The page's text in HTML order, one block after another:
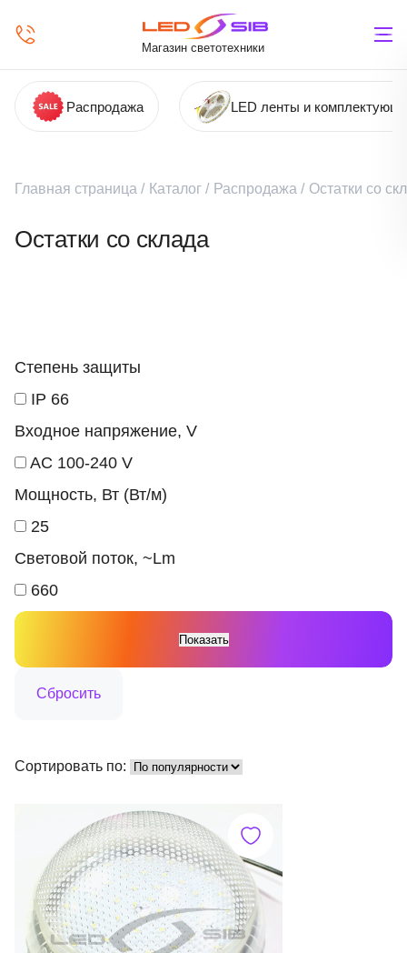
Магазин светотехники
Распродажа LED ленты и
Главная страница / Каталог / Распродажа / Остатки со
Остатки со склада
Степень защиты
IP 66
Входное напряжение, V
AC 100-240 V
Мощность, Вт (Вт/м)
25
Световой поток, ~Lm
660
Сортировать по: